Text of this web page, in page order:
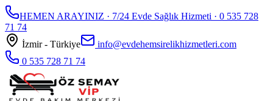
HEMEN ARAYINIZ · 7/24 Evde Sağlık Hizmeti · 0 535 728
71 74
İzmir - Türkiye
info@evdehemsirelikhizmetleri.com
0 535 728 71 74